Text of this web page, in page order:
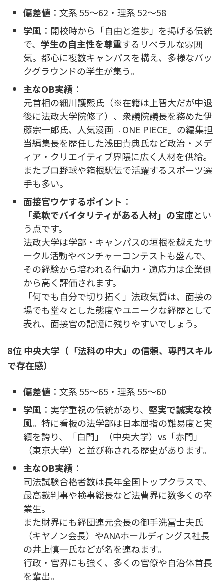
偏差値 ：文系 55〜62・理系 52〜58
学風 ：開校時から「自由と進歩」を掲げる伝統
で、 学生の自主性を尊重するリベラルな雰囲
気。都心に複数キャンパスを構え、多様なバッ
クグラウンドの学生が集う。
主なOB実績 ：
元首相の細川護熙氏（※在籍は上智大だが中退
後に法政大学院修了）、衆議院議長を務めた伊
藤宗一郎氏、人気漫画『ONE PIECE』の編集担
当編集長を歴任した浅田貴典氏など政治・メデ
ィア・クリエイティブ界隈に広く人材を供給。
またプロ野球や箱根駅伝で活躍するスポーツ選
手も多い。
面接官ウケするポイント ：
「柔軟でバイタリティがある人材」の宝庫とい
う点です。
法政大学は学部・キャンパスの垣根を越えたサ
ークル活動やベンチャーコンテストも盛んで、
その経験から培われる行動力・適応力は企業側
から高く評価されます。
「何でも自分で切り拓く」法政気質は、面接の
場でも堂々とした態度やユニークな経歴として
表れ、面接官の記憶に残りやすいでしょう。
8位 中央大学（「法科の中大」の信頼、専門スキル
で存在感）
偏差値 ：文系 55〜65・理系 55〜60
学風 ：実学重視の伝統があり、 堅実で誠実な校
風。特に看板の法学部は日本屈指の難易度と実
績を誇り、「白門」（中央大学）vs「赤門」
（東京大学）と並び称される歴史があります。
主なOB実績 ：
司法試験合格者数は長年全国トップクラスで、
最高裁判事や検事総長など法曹界に数多くの卒
業生。
また財界にも経団連元会長の御手洗冨士夫氏
（キヤノン会長）やANAホールディングス社長
の井上慎一氏などが名を連ねます。
行政・官界にも強く、多くの官僚や自治体首長
を輩出。